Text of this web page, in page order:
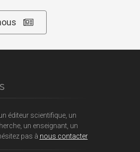
éditeur scientifique, un
un enseignant, un
pas à nous contacter